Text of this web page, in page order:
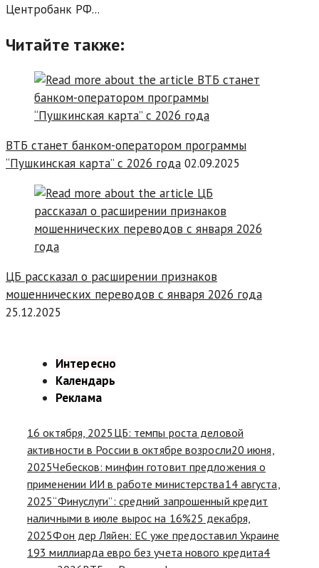
Центробанк РФ...
Читайте также:
ВТБ станет банком-оператором программы
“Пушкинская карта” с 2026 года 02.09.2025
ЦБ рассказал о расширении признаков
мошеннических переводов с января 2026 года
25.12.2025
Интересно
Календарь
Реклама
16 октября, 2025 ЦБ: темпы роста деловой
активности в России в октябре возросли20 июня,
2025Чебесков: минфин готовит предложения о
применении ИИ в работе министерства14 августа,
2025“Финуслуги”: средний запрошенный кредит
наличными в июле вырос на 16%25 декабря,
2025Фон дер Ляйен: ЕС уже предоставил Украине
193 миллиарда евро без учета нового кредита4